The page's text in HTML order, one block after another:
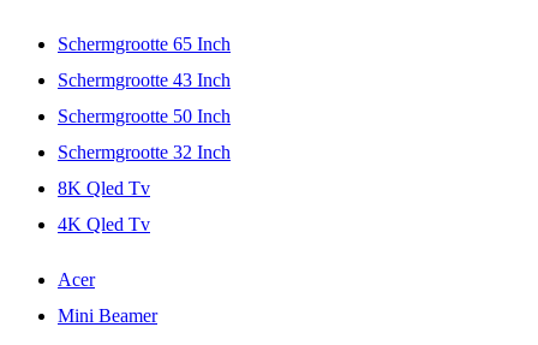
Schermgrootte 65 Inch
Schermgrootte 43 Inch
Schermgrootte 50 Inch
Schermgrootte 32 Inch
8K Qled Tv
4K Qled Tv
Acer
Mini Beamer